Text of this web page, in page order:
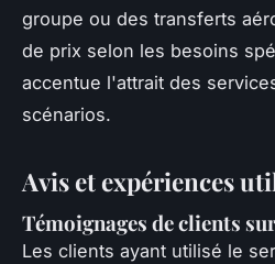
groupe ou des transferts
de prix selon les besoins
accentue l'attrait des
scénarios.
Avis et expériences
Témoignages de clients
Les clients ayant utilisé le